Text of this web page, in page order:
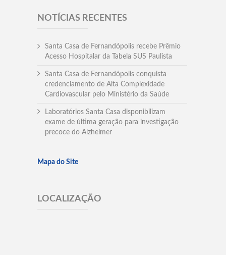
NOTÍCIAS RECENTES
Santa Casa de Fernandópolis recebe Prêmio
Acesso Hospitalar da Tabela SUS Paulista
Santa Casa de Fernandópolis conquista
credenciamento de Alta Complexidade
Cardiovascular pelo Ministério da Saúde
Laboratórios Santa Casa disponibilizam
exame de última geração para investigação
precoce do Alzheimer
Mapa do Site
LOCALIZAÇÃO